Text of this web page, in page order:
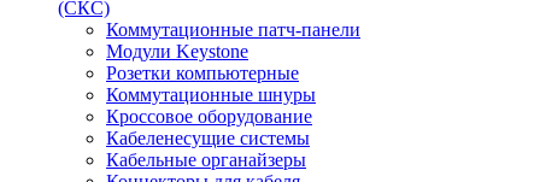
(СКС)
Коммутационные патч-панели
Модули Keystone
Розетки компьютерные
Коммутационные шнуры
Кроссовое оборудование
Кабеленесущие системы
Кабельные органайзеры